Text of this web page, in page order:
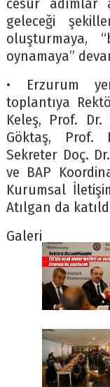
cesur adımlar
geleceği
oluşturmaya,
oynamaya”
• Erzurum
toplantıya
Keleş, Prof. Dr.
Göktaş, Prof.
Sekreter Doç.
ve BAP
Kurumsal
Atılgan da
Galeri